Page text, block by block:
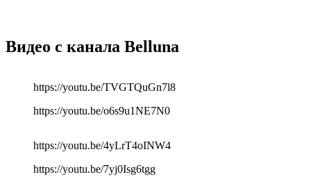
Видео с канала Belluna
https://youtu.be/TVGTQuGn7l8
https://youtu.be/o6s9u1NE7N0
https://youtu.be/4yLrT4oINW4
https://youtu.be/7yj0Isg6tgg